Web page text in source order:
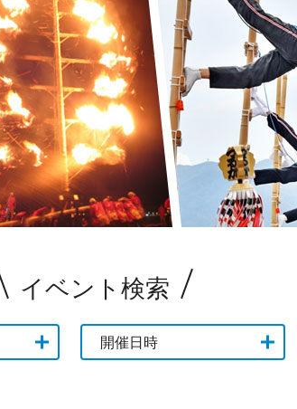
イベント検索
開催日時